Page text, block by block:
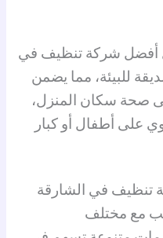
أفضل شركة تنظيف في
للبيئة، مما يضمن
صحة سكان المنزل،
على أطفال أو كبار
تنظيف في الشارقة
مع مختلف